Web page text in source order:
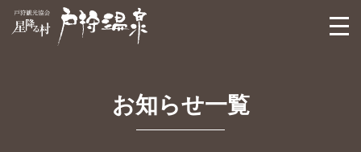
お知らせ一覧